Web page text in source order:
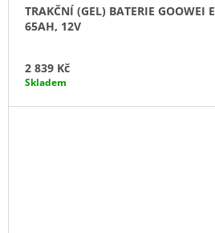
TRAKČNÍ (GEL) BATERIE GOOWEI
65AH, 12V
2 839 Kč
Skladem